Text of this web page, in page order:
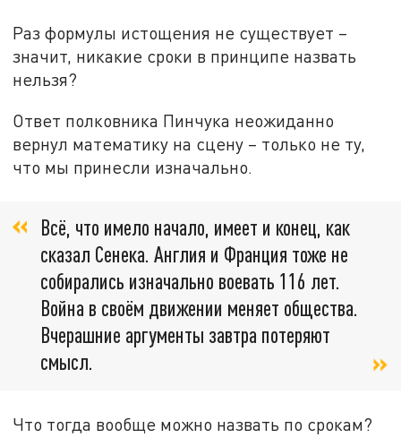
Раз формулы истощения не существует –
значит, никакие сроки в принципе назвать
нельзя?
Ответ полковника Пинчука неожиданно
вернул математику на сцену – только не ту,
что мы принесли изначально.
Всё, что имело начало, имеет и конец, как
сказал Сенека. Англия и Франция тоже не
собирались изначально воевать 116 лет.
Война в своём движении меняет общества.
Вчерашние аргументы завтра потеряют
смысл.
Что тогда вообще можно назвать по срокам?